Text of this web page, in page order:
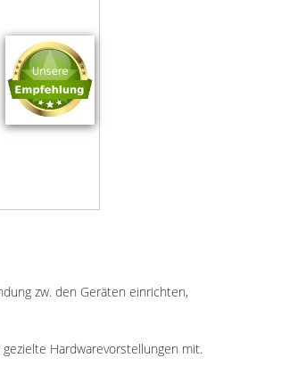
zw. den Geräten einrichten,
Hardwarevorstellungen mit.